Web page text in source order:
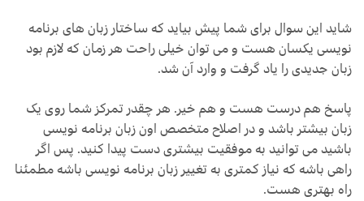
شاید این سوال برای شما پیش بیاید که ساختار زبان های برنامه
نویسی یکسان هست و می توان خیلی راحت هر زمان که لازم بود
زبان جدیدی را یاد گرفت و وارد آن شد.
پاسخ هم درست هست و هم خیر. هر چقدر تمرکز شما روی یک
زبان بیشتر باشد و در اصلاح متخصص اون زبان برنامه نویسی
باشید می توانید به موفقیت بیشتری دست پیدا کنید. پس اگر
راهی باشه که نیاز کمتری به تغییر زبان برنامه نویسی باشه مطمئنا
راه بهتری هست.